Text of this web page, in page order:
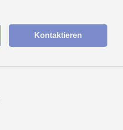
Kontaktieren